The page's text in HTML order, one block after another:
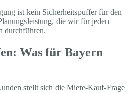
ist kein Sicherheitspuffer für den
die wir für jeden
durchführen.
Was für Bayern
stellt sich die Miete-Kauf-Frage